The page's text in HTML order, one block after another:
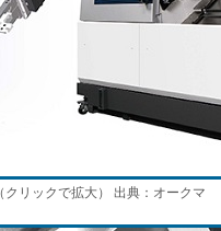
リックで拡大） 出典：オークマ